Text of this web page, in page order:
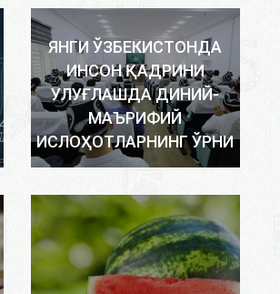
ЯНГИ ЎЗБЕКИСТОНДА
ИНСОН ҚАДРИНИ
УЛУҒЛАШДА ДИНИЙ-
МАЪРИФИЙ
ИСЛОҲОТЛАРНИНГ ЎРНИ